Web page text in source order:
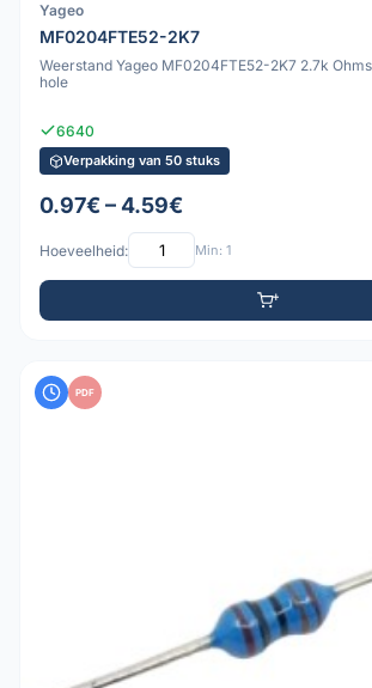
Yageo
MF0204FTE52-2K7
Weerstand Yageo MF0204FTE52-2K7 2.7k
hole
6640
Verpakking van 50 stuks
0.97€ – 4.59€
Hoeveelheid: Min: 1
PDF